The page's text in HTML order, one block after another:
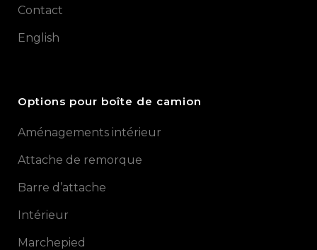
Contact
English
Options pour boîte de camion
Aménagements intérieur
Attache de remorque
Barre d’attache
Intérieur
Marchepied